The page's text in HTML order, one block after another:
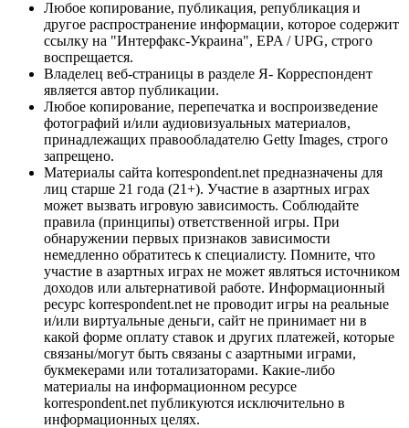
Любое копирование, публикация, републикация и
другое распространение информации, которое содержит
ссылку на "Интерфакс-Украина", EPA / UPG, строго
воспрещается.
Владелец веб-страницы в разделе Я- Корреспондент
является автор публикации.
Любое копирование, перепечатка и воспроизведение
фотографий и/или аудиовизуальных материалов,
принадлежащих правообладателю Getty Images, строго
запрещено.
Материалы сайта korrespondent.net предназначены для
лиц старше 21 года (21+). Участие в азартных играх
может вызвать игровую зависимость. Соблюдайте
правила (принципы) ответственной игры. При
обнаружении первых признаков зависимости
немедленно обратитесь к специалисту. Помните, что
участие в азартных играх не может являться источником
доходов или альтернативой работе. Информационный
ресурс korrespondent.net не проводит игры на реальные
и/или виртуальные деньги, сайт не принимает ни в
какой форме оплату ставок и других платежей, которые
связаны/могут быть связаны с азартными играми,
букмекерами или тотализаторами. Какие-либо
материалы на информационном ресурсе
korrespondent.net публикуются исключительно в
информационных целях.